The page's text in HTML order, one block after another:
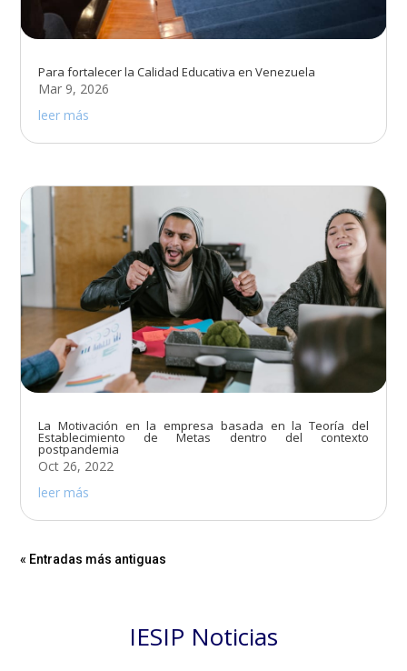
Para fortalecer la Calidad Educativa en Venezuela
Mar 9, 2026
leer más
La Motivación en la empresa basada en la Teoría del
Establecimiento de Metas dentro del contexto
postpandemia
Oct 26, 2022
leer más
« Entradas más antiguas
IESIP Noticias